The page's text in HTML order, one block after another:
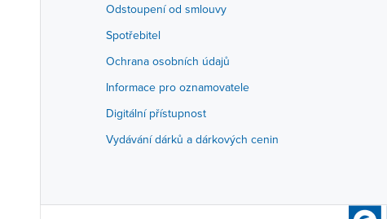
Odstoupení od smlouvy
Spotřebitel
Ochrana osobních údajů
Informace pro oznamovatele
Digitální přístupnost
Vydávání dárků a dárkových cenin